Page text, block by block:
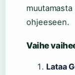
ohjeeseen.
Vaihe
Lataa